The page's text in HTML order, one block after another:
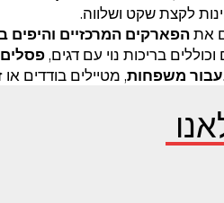
לקצת שקט ושלווה.
אתהפארקים המרכזיים והיפים
וכוללים בריכות נוי עם דגים,
משפחות, מטיילים בודדים